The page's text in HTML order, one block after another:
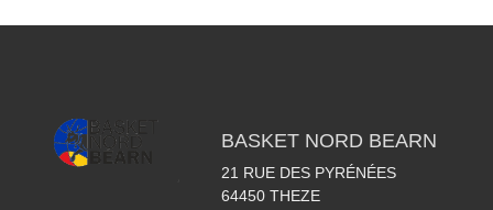
BASKET NORD BEARN
21 RUE DES PYRÉNÉES
64450 THEZE